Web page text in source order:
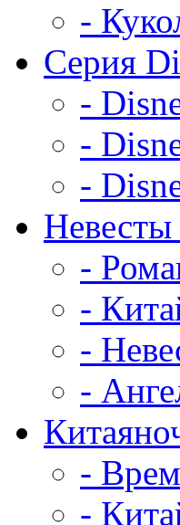
-
Серия
-
-
-
-
-
-
-
-
-